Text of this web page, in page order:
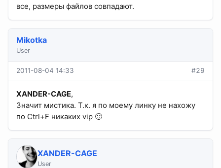
все, размеры файлов совпадают.
Mikotka
User
2011-08-04 14:33 #29
XANDER-CAGE,
Значит мистика. Т.к. я по моему линку не нахожу
по Ctrl+F никаких vip 🙂
XANDER-CAGE
User